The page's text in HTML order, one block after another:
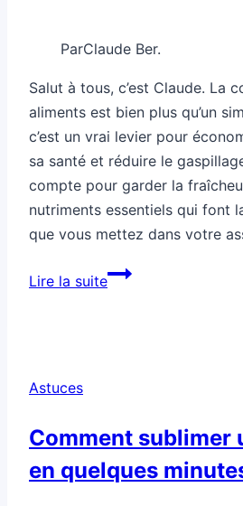
ParClaude Ber.
Salut à tous, c’est Claude. La
aliments est bien plus qu’un
c’est un vrai levier pour
sa santé et réduire le
compte pour garder la
nutriments essentiels qui font
que vous mettez dans votre
Lire la suiteComment
pro
Astuces
Comment sublimer
en quelques